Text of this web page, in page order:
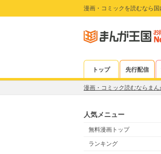
漫画・コミックを読むなら
トップ 先行配信
漫画・コミック読むならまん
人気メニュー
無料漫画トップ
ランキング